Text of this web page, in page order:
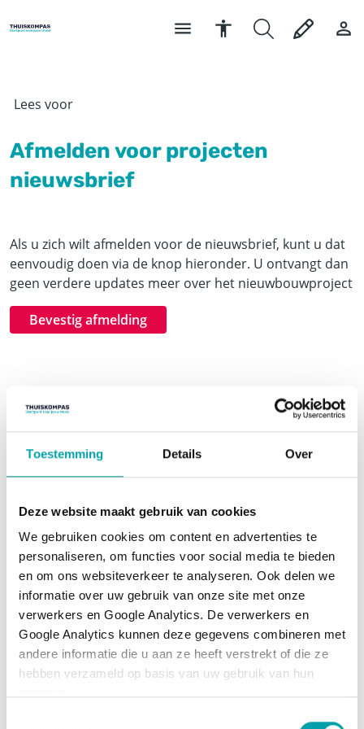
Toestemming Details Over
Deze website maakt gebruik van cookies
We gebruiken cookies om content en advertenties te
personaliseren, om functies voor social media te bieden
en om ons websiteverkeer te analyseren. Ook delen we
informatie over uw gebruik van onze site met onze
verwerkers en Google Analytics. De verwerkers en
Google Analytics kunnen deze gegevens combineren met
andere informatie die u aan ze heeft verstrekt of die ze
hebben verzameld op basis van uw gebruik van hun
Lees voor
Afmelden voor projecten
nieuwsbrief
Als u zich wilt afmelden voor de nieuwsbrief, kunt u dat
eenvoudig doen via de knop hieronder. U ontvangt dan
geen verdere updates meer over het nieuwbouwproject
Bevestig afmelding